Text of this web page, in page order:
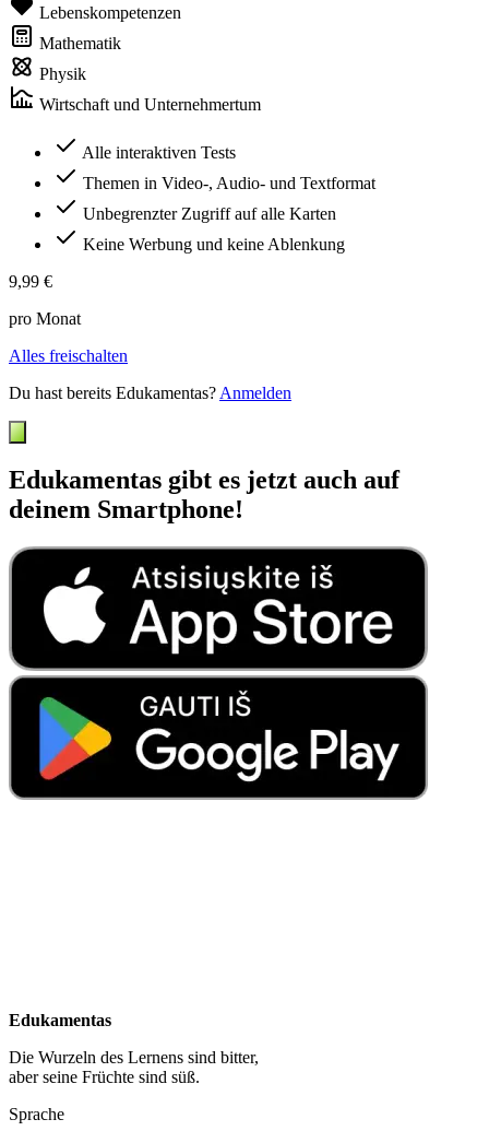
Lebenskompetenzen
Mathematik
Physik
Wirtschaft und Unternehmertum
Alle interaktiven Tests
Themen in Video-, Audio- und Textformat
Unbegrenzter Zugriff auf alle Karten
Keine Werbung und keine Ablenkung
9,99 €
pro Monat
Alles freischalten
Du hast bereits Edukamentas? Anmelden
Edukamentas gibt es jetzt auch auf
deinem Smartphone!
Edukamentas
Die Wurzeln des Lernens sind bitter,
aber seine Früchte sind süß.
Sprache